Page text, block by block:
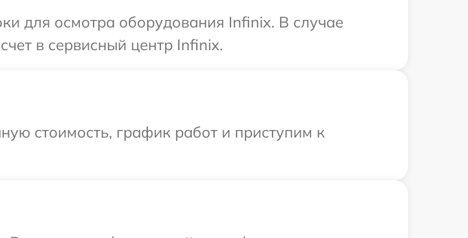
для осмотра оборудования Infinix. В случае
в сервисный центр Infinix.
стоимость, график работ и приступим к